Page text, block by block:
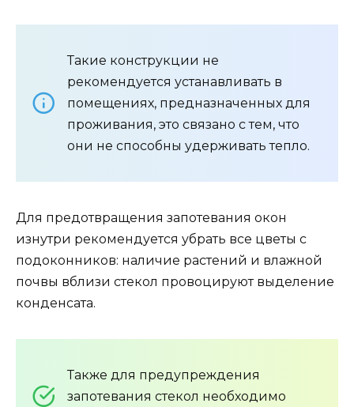
Такие конструкции не
рекомендуется устанавливать в
помещениях, предназначенных для
проживания, это связано с тем, что
они не способны удерживать тепло.
Для предотвращения запотевания окон
изнутри рекомендуется убрать все цветы с
подоконников: наличие растений и влажной
почвы вблизи стекол провоцируют выделение
конденсата.
Также для предупреждения
запотевания стекол необходимо